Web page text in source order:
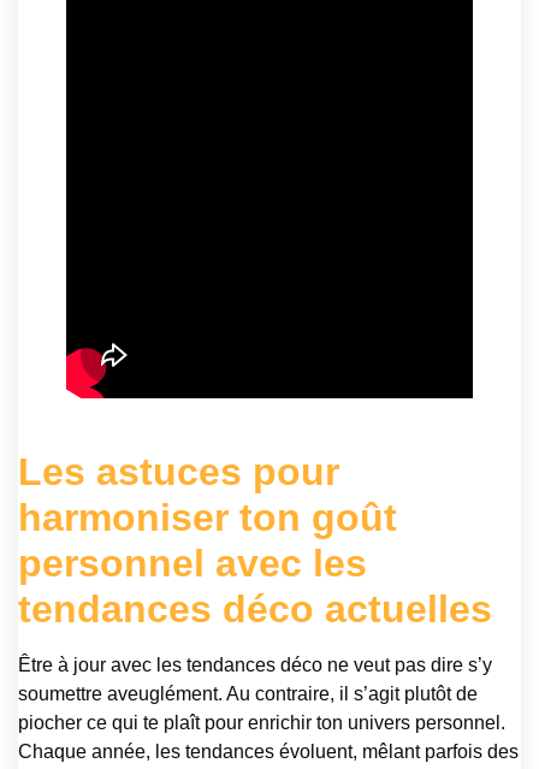
Les astuces pour
harmoniser ton goût
personnel avec les
tendances déco actuelles
Être à jour avec les tendances déco ne veut pas dire s’y
soumettre aveuglément. Au contraire, il s’agit plutôt de
piocher ce qui te plaît pour enrichir ton univers personnel.
Chaque année, les tendances évoluent, mêlant parfois des